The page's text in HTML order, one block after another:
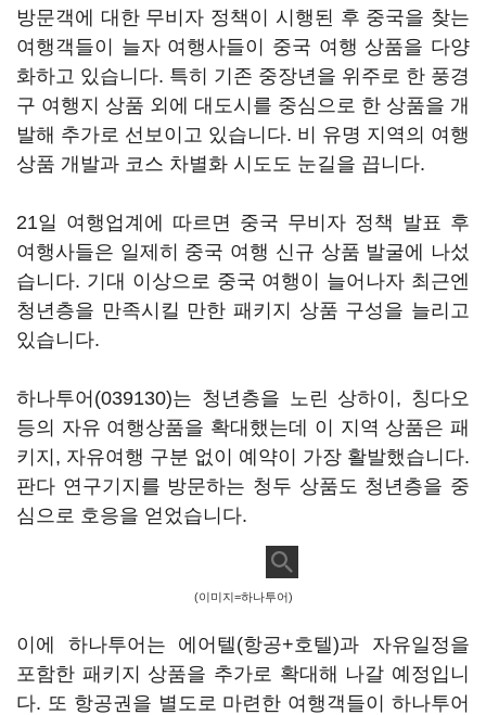
방문객에 대한 무비자 정책이 시행된 후 중국을 찾는
여행객들이 늘자 여행사들이 중국 여행 상품을 다양
화하고 있습니다. 특히 기존 중장년을 위주로 한 풍경
구 여행지 상품 외에 대도시를 중심으로 한 상품을 개
발해 추가로 선보이고 있습니다. 비 유명 지역의 여행
상품 개발과 코스 차별화 시도도 눈길을 끕니다.
21일 여행업계에 따르면 중국 무비자 정책 발표 후
여행사들은 일제히 중국 여행 신규 상품 발굴에 나섰
습니다. 기대 이상으로 중국 여행이 늘어나자 최근엔
청년층을 만족시킬 만한 패키지 상품 구성을 늘리고
있습니다.
하나투어(039130)는 청년층을 노린 상하이, 칭다오
등의 자유 여행상품을 확대했는데 이 지역 상품은 패
키지, 자유여행 구분 없이 예약이 가장 활발했습니다.
판다 연구기지를 방문하는 청두 상품도 청년층을 중
심으로 호응을 얻었습니다.
(이미지=하나투어)
이에 하나투어는 에어텔(항공+호텔)과 자유일정을
포함한 패키지 상품을 추가로 확대해 나갈 예정입니
다. 또 항공권을 별도로 마련한 여행객들이 하나투어